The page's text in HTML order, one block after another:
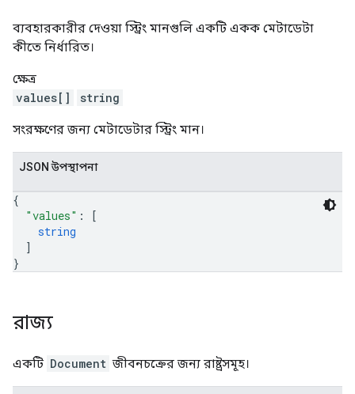
ব্যবহারকারীর দেওয়া স্ট্রিং মানগুলি একটি একক মেটাডেটা
কীতে নির্ধারিত।
ক্ষেত্র
values[]
string
সংরক্ষণের জন্য মেটাডেটার স্ট্রিং মান।
JSON উপস্থাপনা
{
"values" :
[
string
]
}
রাজ্য
একটি Document জীবনচক্রের জন্য রাষ্ট্রসমূহ।